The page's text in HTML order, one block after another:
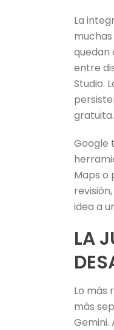
La
quedan
entre
Studio.
gratuita.
Google
Maps o
idea a
LA
Lo más
más